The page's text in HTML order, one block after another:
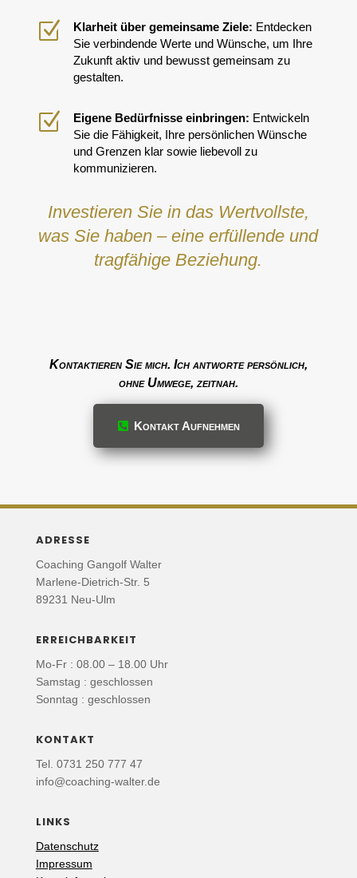
Z Klarheit über gemeinsame Ziele: Entdecken
Sie verbindende Werte und Wünsche, um Ihre
Zukunft aktiv und bewusst gemeinsam zu
gestalten.
Z Eigene Bedürfnisse einbringen: Entwickeln
Sie die Fähigkeit, Ihre persönlichen Wünsche
und Grenzen klar sowie liebevoll zu
kommunizieren.
Investieren Sie in das Wertvollste,
was Sie haben – eine erfüllende und
tragfähige Beziehung.
Kontaktieren Sie mich. Ich antworte persönlich,
ohne Umwege, zeitnah.
Kontakt Aufnehmen
ADRESSE
Coaching Gangolf Walter
Marlene-Dietrich-Str. 5
89231 Neu-Ulm
ERREICHBARKEIT
Mo-Fr : 08.00 – 18.00 Uhr
Samstag : geschlossen
Sonntag : geschlossen
KONTAKT
Tel. 0731 250 777 47
info@coaching-walter.de
LINKS
Datenschutz
Impressum